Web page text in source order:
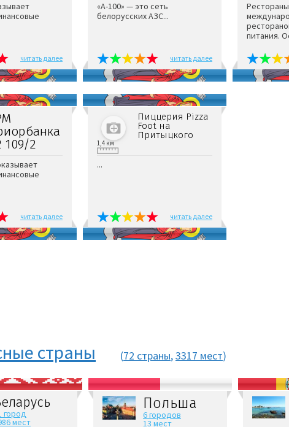
читать далее
«А-100» — это сеть
белорусских АЗС...
читать далее
питания.
2
читать далее
Пиццерия Pizza
Foot на
Притыцкого
1,4 км
...
читать далее
страны (72 страны,3317 мест)
город
мест
Польша
6 городов
13 мест